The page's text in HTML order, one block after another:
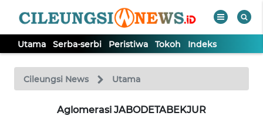
Utama Serba-serbi Peristiwa Tokoh Indeks
Cileungsi News Utama
Aglomerasi JABODETABEKJUR
TV
Tutup